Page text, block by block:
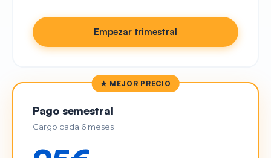
Empezar trimestral
★ MEJOR PRECIO
Pago semestral
Cargo cada 6 meses